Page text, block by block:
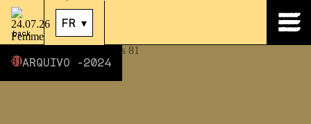
back
FR ▾
ARQUIVO -2024